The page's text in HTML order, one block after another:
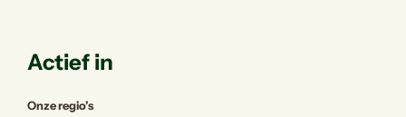
Actief in
Onze regio’s